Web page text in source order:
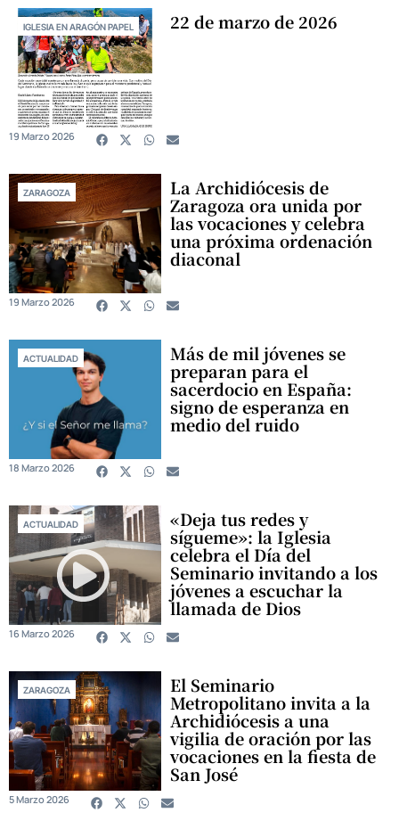
IGLESIA EN ARAGÓN PAPEL 22 de marzo de 2026
19 Marzo 2026
ZARAGOZA La Archidiócesis de
Zaragoza ora unida por
las vocaciones y celebra
una próxima ordenación
diaconal
19 Marzo 2026
ACTUALIDAD Más de mil jóvenes se
preparan para el
sacerdocio en España:
signo de esperanza en
medio del ruido
18 Marzo 2026
ACTUALIDAD «Deja tus redes y
sígueme»: la Iglesia
celebra el Día del
Seminario invitando a los
jóvenes a escuchar la
llamada de Dios
16 Marzo 2026
ZARAGOZA El Seminario
Metropolitano invita a la
Archidiócesis a una
vigilia de oración por las
vocaciones en la fiesta de
San José
5 Marzo 2026